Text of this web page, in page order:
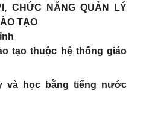
CHỨC NĂNG QUẢN LÝ
TẠO
tạo thuộc hệ thống giáo
và học bằng tiếng nước